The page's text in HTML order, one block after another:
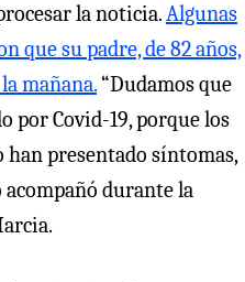
la noticia.Algunas
que su padre, de 82 años,
mañana. “Dudamos que
por Covid-19, porque los
presentado síntomas,
durante la